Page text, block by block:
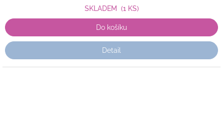
SKLADEM (1 KS)
Do košíku
Detail